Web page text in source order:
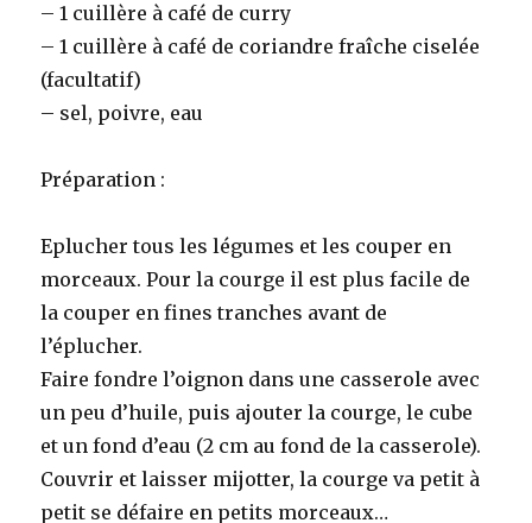
– 1 cuillère à café de curry
– 1 cuillère à café de coriandre fraîche ciselée
(facultatif)
– sel, poivre, eau
Préparation :
Eplucher tous les légumes et les couper en
morceaux. Pour la courge il est plus facile de
la couper en fines tranches avant de
l’éplucher.
Faire fondre l’oignon dans une casserole avec
un peu d’huile, puis ajouter la courge, le cube
et un fond d’eau (2 cm au fond de la casserole).
Couvrir et laisser mijotter, la courge va petit à
petit se défaire en petits morceaux…